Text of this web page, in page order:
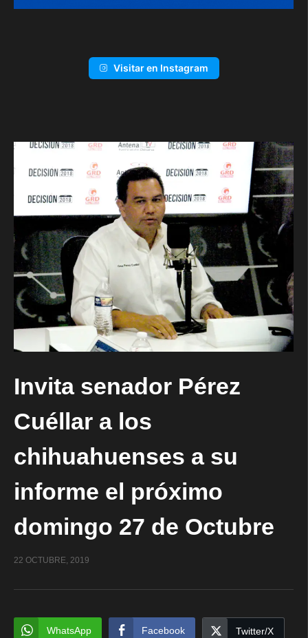
Visitar en Instagram
Invita senador Pérez
Cuéllar a los
chihuahuenses a su
informe el próximo
domingo 27 de Octubre
22 OCTUBRE, 2019
WhatsApp Facebook Twitter/X